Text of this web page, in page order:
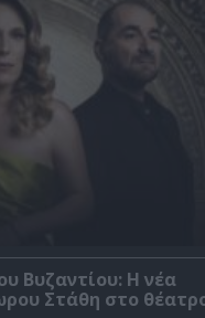
Βυζαντίου: Η νέα
Στάθη στο